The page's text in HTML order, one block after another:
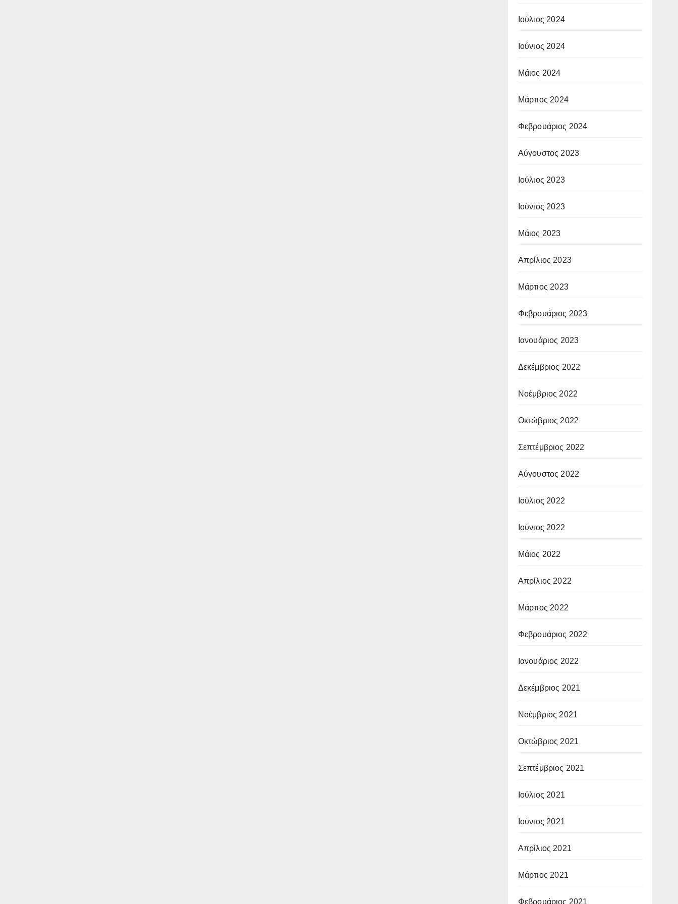
Ιούλιος 2024
Ιούνιος 2024
Μάιος 2024
Μάρτιος 2024
Φεβρουάριος 2024
Αύγουστος 2023
Ιούλιος 2023
Ιούνιος 2023
Μάιος 2023
Απρίλιος 2023
Μάρτιος 2023
Φεβρουάριος 2023
Ιανουάριος 2023
Δεκέμβριος 2022
Νοέμβριος 2022
Οκτώβριος 2022
Σεπτέμβριος 2022
Αύγουστος 2022
Ιούλιος 2022
Ιούνιος 2022
Μάιος 2022
Απρίλιος 2022
Μάρτιος 2022
Φεβρουάριος 2022
Ιανουάριος 2022
Δεκέμβριος 2021
Νοέμβριος 2021
Οκτώβριος 2021
Σεπτέμβριος 2021
Ιούλιος 2021
Ιούνιος 2021
Απρίλιος 2021
Μάρτιος 2021
Φεβρουάριος 2021